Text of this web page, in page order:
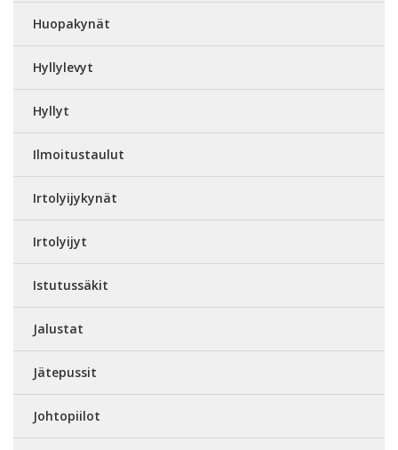
Huopakynät
Hyllylevyt
Hyllyt
Ilmoitustaulut
Irtolyijykynät
Irtolyijyt
Istutussäkit
Jalustat
Jätepussit
Johtopiilot